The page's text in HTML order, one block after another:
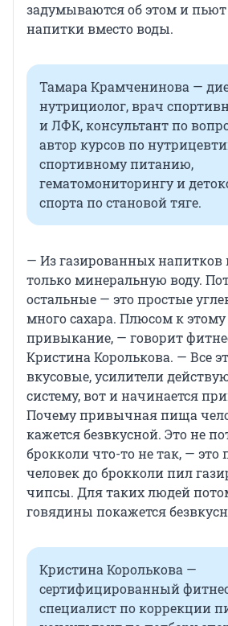
задумываются об этом и пьют
напитки вместо воды.
Тамара Крамченинова —
нутрициолог, врач
и ЛФК, консультант по
автор курсов по
спортивному питанию,
гематомониторингу и
спорта по становой тяге.
— Из газированных напитков
только минеральную воду.
остальные — это простые
много сахара. Плюсом к
привыкание, — говорит
Кристина Королькова. — Все
вкусовые, усилители
систему, вот и начинается
Почему привычная пища
кажется безвкусной. Это не
брокколи что-то не так, — это
человек до брокколи пил
чипсы. Для таких людей
говядины покажется
Кристина Королькова —
сертифицированный
специалист по коррекции